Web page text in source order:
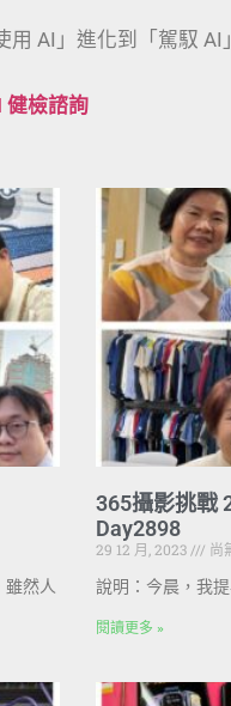
用 AI」進化到「駕馭 AI
健檢諮詢
然人
365攝影挑戰
Day2898
29 12 月, 2023
尚
說明：今晨，我
閱讀更多 »